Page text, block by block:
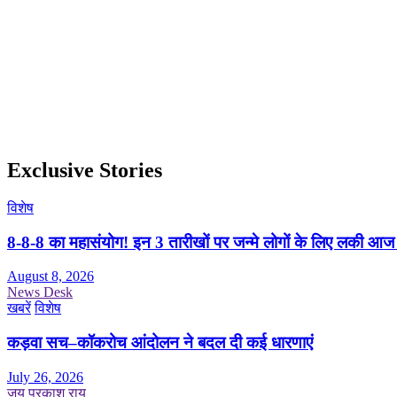
Exclusive Stories
विशेष
8-8-8 का महासंयोग! इन 3 तारीखों पर जन्मे लोगों के लिए लकी आज
August 8, 2026
News Desk
खबरें विशेष
कड़वा सच–कॉकरोच आंदोलन ने बदल दी कई धारणाएं
July 26, 2026
जय प्रकाश राय